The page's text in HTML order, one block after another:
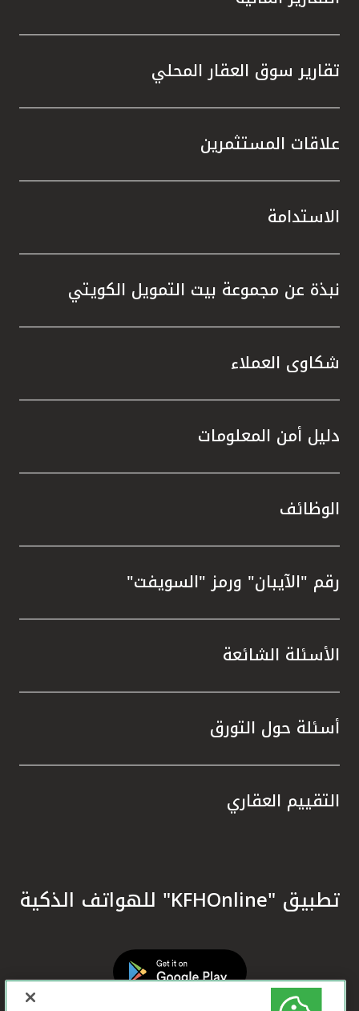
تقارير سوق العقار المحلي
علاقات المستثمرين
الاستدامة
نبذة عن مجموعة بيت التمويل الكويتي
شكاوى العملاء
دليل أمن المعلومات
الوظائف
رقم "الآيبان" ورمز "السويفت"
الأسئلة الشائعة
أسئلة حول التورق
التقييم العقاري
تطبيق "KFHOnline" للهواتف الذكية